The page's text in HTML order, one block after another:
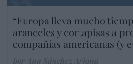
“Europa lleva mucho
aranceles y cortapisas a
compañías americanas (y